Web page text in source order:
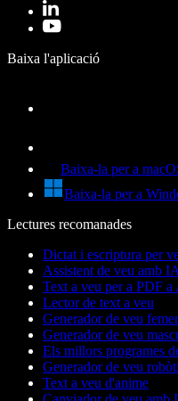
Baixa l'aplicació
Baixa-la per a
Baixa-la per a
Lectures recomanades
Dictat i escriptura per
Assistent de veu amb IA
Text a veu per a PDF a
Lector de text a veu
Generador de veu
Generador de veu
Els millors programes
Generador de veu
Text a veu d'anime